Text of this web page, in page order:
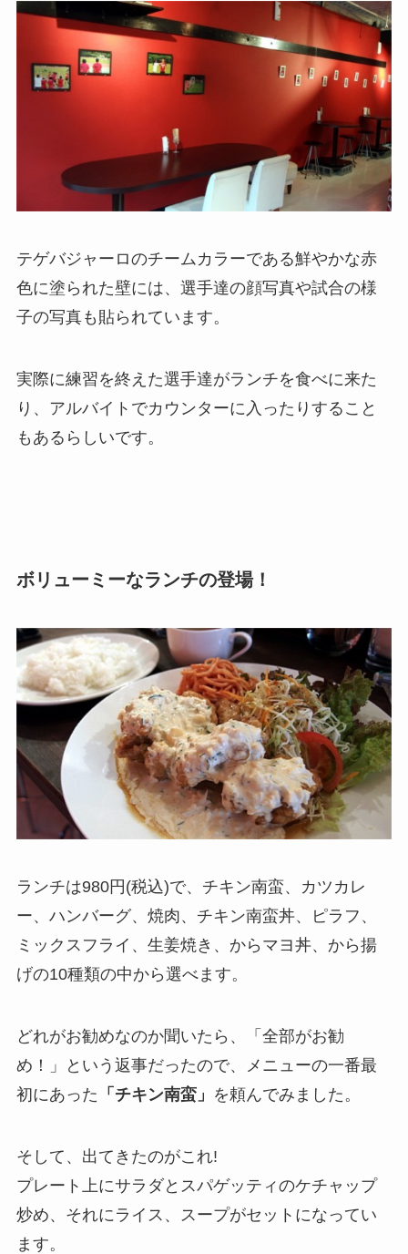
テゲバジャーロのチームカラーである鮮やかな赤
色に塗られた壁には、選手達の顔写真や試合の様
子の写真も貼られています。
実際に練習を終えた選手達がランチを食べに来た
り、アルバイトでカウンターに入ったりすること
もあるらしいです。
ボリューミーなランチの登場！
ランチは980円(税込)で、チキン南蛮、カツカレ
ー、ハンバーグ、焼肉、チキン南蛮丼、ピラフ、
ミックスフライ、生姜焼き、からマヨ丼、から揚
げの10種類の中から選べます。
どれがお勧めなのか聞いたら、「全部がお勧
め！」という返事だったので、メニューの一番最
初にあった 「チキン南蛮」 を頼んでみました。
そして、出てきたのがこれ!
プレート上にサラダとスパゲッティのケチャップ
炒め、それにライス、スープがセットになってい
ます。